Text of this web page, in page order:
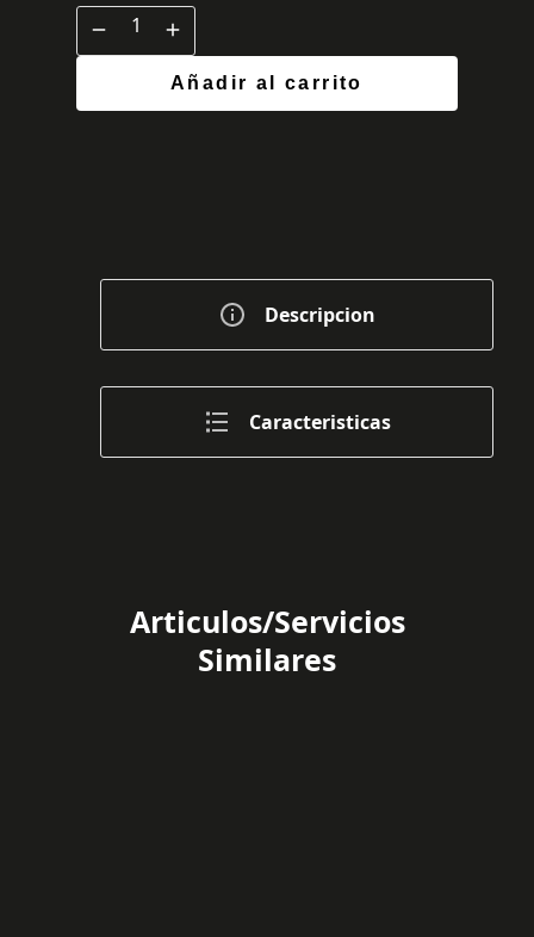
Añadir al carrito
Descripcion
Caracteristicas
Articulos/Servicios
Similares